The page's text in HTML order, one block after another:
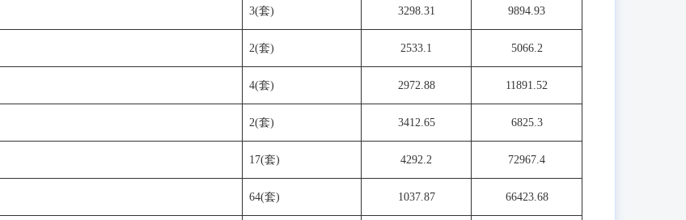
3(套) 3298.31 9894.93
2(套) 2533.1 5066.2
4(套) 2972.88 11891.52
2(套) 3412.65 6825.3
17(套) 4292.2 72967.4
64(套) 1037.87 66423.68